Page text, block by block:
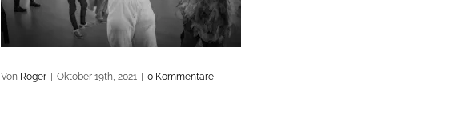
Von Roger Oktober 19th, 2021 0 Kommentare